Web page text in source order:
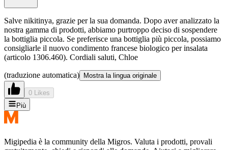
Salve nikitinya, grazie per la sua domanda. Dopo aver analizzato la
nostra gamma di prodotti, abbiamo purtroppo deciso di sospendere
la bottiglia piccola. Se preferisce una bottiglia più piccola, possiamo
consigliarle il nuovo condimento francese biologico per insalata
(articolo 1306.460). Cordiali saluti, Chloe
(traduzione automatica) Mostra la lingua originale
0 Likes
Più
Migipedia è la community della Migros. Valuta i prodotti, provali